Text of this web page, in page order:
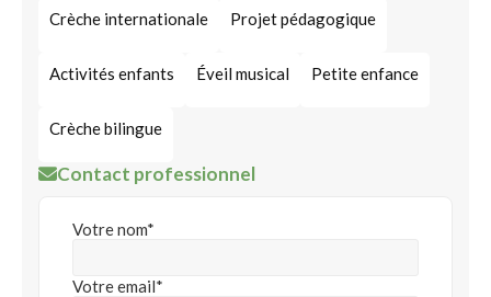
Crèche internationale Projet pédagogique
Activités enfants Éveil musical Petite enfance
Crèche bilingue
Contact professionnel
Votre nom*
Votre email*